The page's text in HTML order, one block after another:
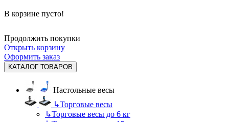
В корзине пусто!
Продолжить покупки
Открыть корзину
Оформить заказ
КАТАЛОГ ТОВАРОВ
Настольные весы
↳Торговые весы
↳Торговые весы до 6 кг